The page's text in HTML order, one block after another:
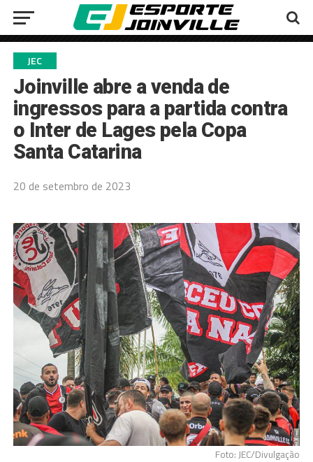
JEC
Joinville abre a venda de
ingressos para a partida contra
o Inter de Lages pela Copa
Santa Catarina
20 de setembro de 2023
Foto: JEC/Divulgação